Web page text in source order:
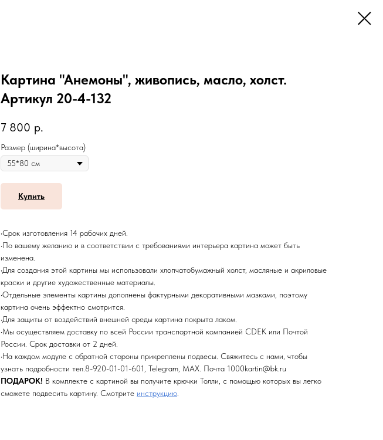
Картина "Анемоны", живопись, масло, холст.
Артикул 20-4-132
7 800 р.
Размер (ширина*высота)
Купить
•Срок изготовления 14 рабочих дней.
•По вашему желанию и в соответствии с требованиями интерьера картина может быть
изменена.
•Для создания этой картины мы использовали хлопчатобумажный холст, масляные и акриловые
краски и другие художественные материалы.
•Отдельные элементы картины дополнены фактурными декоративными мазками, поэтому
картина очень эффектно смотрится.
•Для защиты от воздействий внешней среды картина покрыта лаком.
•Мы осуществляем доставку по всей России транспортной компанией CDEK или Почтой
России. Срок доставки от 2 дней.
•На каждом модуле с обратной стороны прикреплены подвесы. Свяжитесь с нами, чтобы
узнать подробности тел.8-920-01-01-601, Telegram, MAX. Почта 1000kartin@bk.ru
ПОДАРОК! В комплекте с картиной вы получите крючки Толли, с помощью которых вы легко
сможете подвесить картину. Смотрите инструкцию